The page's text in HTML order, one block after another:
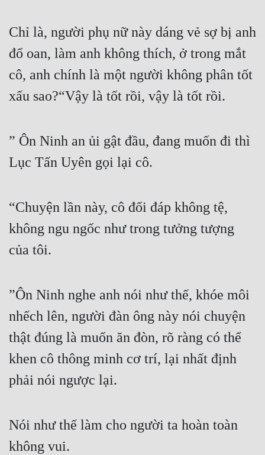
Thanh Xuân
Tiên Hiệp
Tiểu Thuyết
Triều Đấu
Trùng Sinh
Tu Chân
Tu Tiên
Tội Phạm
Võ Hiệp
Võng Du
Xuyên Không
Điền Văn
Chỉ là, người phụ nữ này dáng vẻ sợ bị anh
đổ oan, làm anh không thích, ở trong mắt
cô, anh chính là một người không phân tốt
xấu sao?“Vậy là tốt rồi, vậy là tốt rồi.
” Ôn Ninh an ủi gật đầu, đang muốn đi thì
Lục Tấn Uyên gọi lại cô.
“Chuyện lần này, cô đối đáp không tệ,
không ngu ngốc như trong tưởng tượng
của tôi.
”Ôn Ninh nghe anh nói như thế, khóe môi
nhếch lên, người đàn ông này nói chuyện
thật đúng là muốn ăn đòn, rõ ràng có thể
khen cô thông minh cơ trí, lại nhất định
phải nói ngược lại.
Nói như thế làm cho người ta hoàn toàn
không vui.